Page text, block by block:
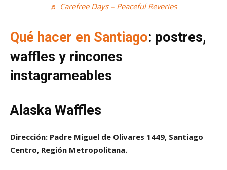
♬ Carefree Days – Peaceful Reveries
Qué hacer en Santiago: postres,
waffles y rincones
instagrameables
Alaska Waffles
Dirección: Padre Miguel de Olivares 1449, Santiago
Centro, Región Metropolitana.